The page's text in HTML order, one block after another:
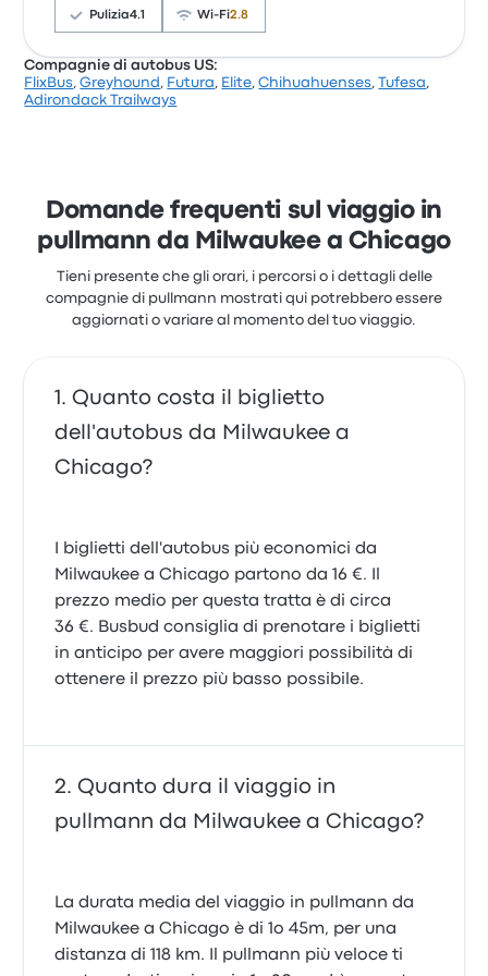
per questo viaggio partono da 16 €
Pulizia4.1 Wi-Fi2.8
Sulla base di 209 recensioni, la compagnia è stata
Bus per questo viaggio partono da 89 €
Compagnie di autobus US:
FlixBus,Greyhound , Futura, Elite,Chihuahuenses,Tufesa,
Adirondack Trailways
Domande frequenti sul viaggio in
pullmann da Milwaukee a Chicago
Tieni presente che gli orari, i percorsi o i dettagli delle
compagnie di pullmann mostrati qui potrebbero essere
aggiornati o variare al momento del tuo viaggio.
Quanto costa il biglietto
dell'autobus da Milwaukee a
Chicago?
I biglietti dell'autobus più economici da
Milwaukee a Chicago partono da 16 €. Il
prezzo medio per questa tratta è di circa
36 €. Busbud consiglia di prenotare i biglietti
in anticipo per avere maggiori possibilità di
ottenere il prezzo più basso possibile.
Quanto dura il viaggio in
pullmann da Milwaukee a Chicago?
La durata media del viaggio in pullmann da
Milwaukee a Chicago è di 1o 45m, per una
distanza di 118 km. Il pullmann più veloce ti